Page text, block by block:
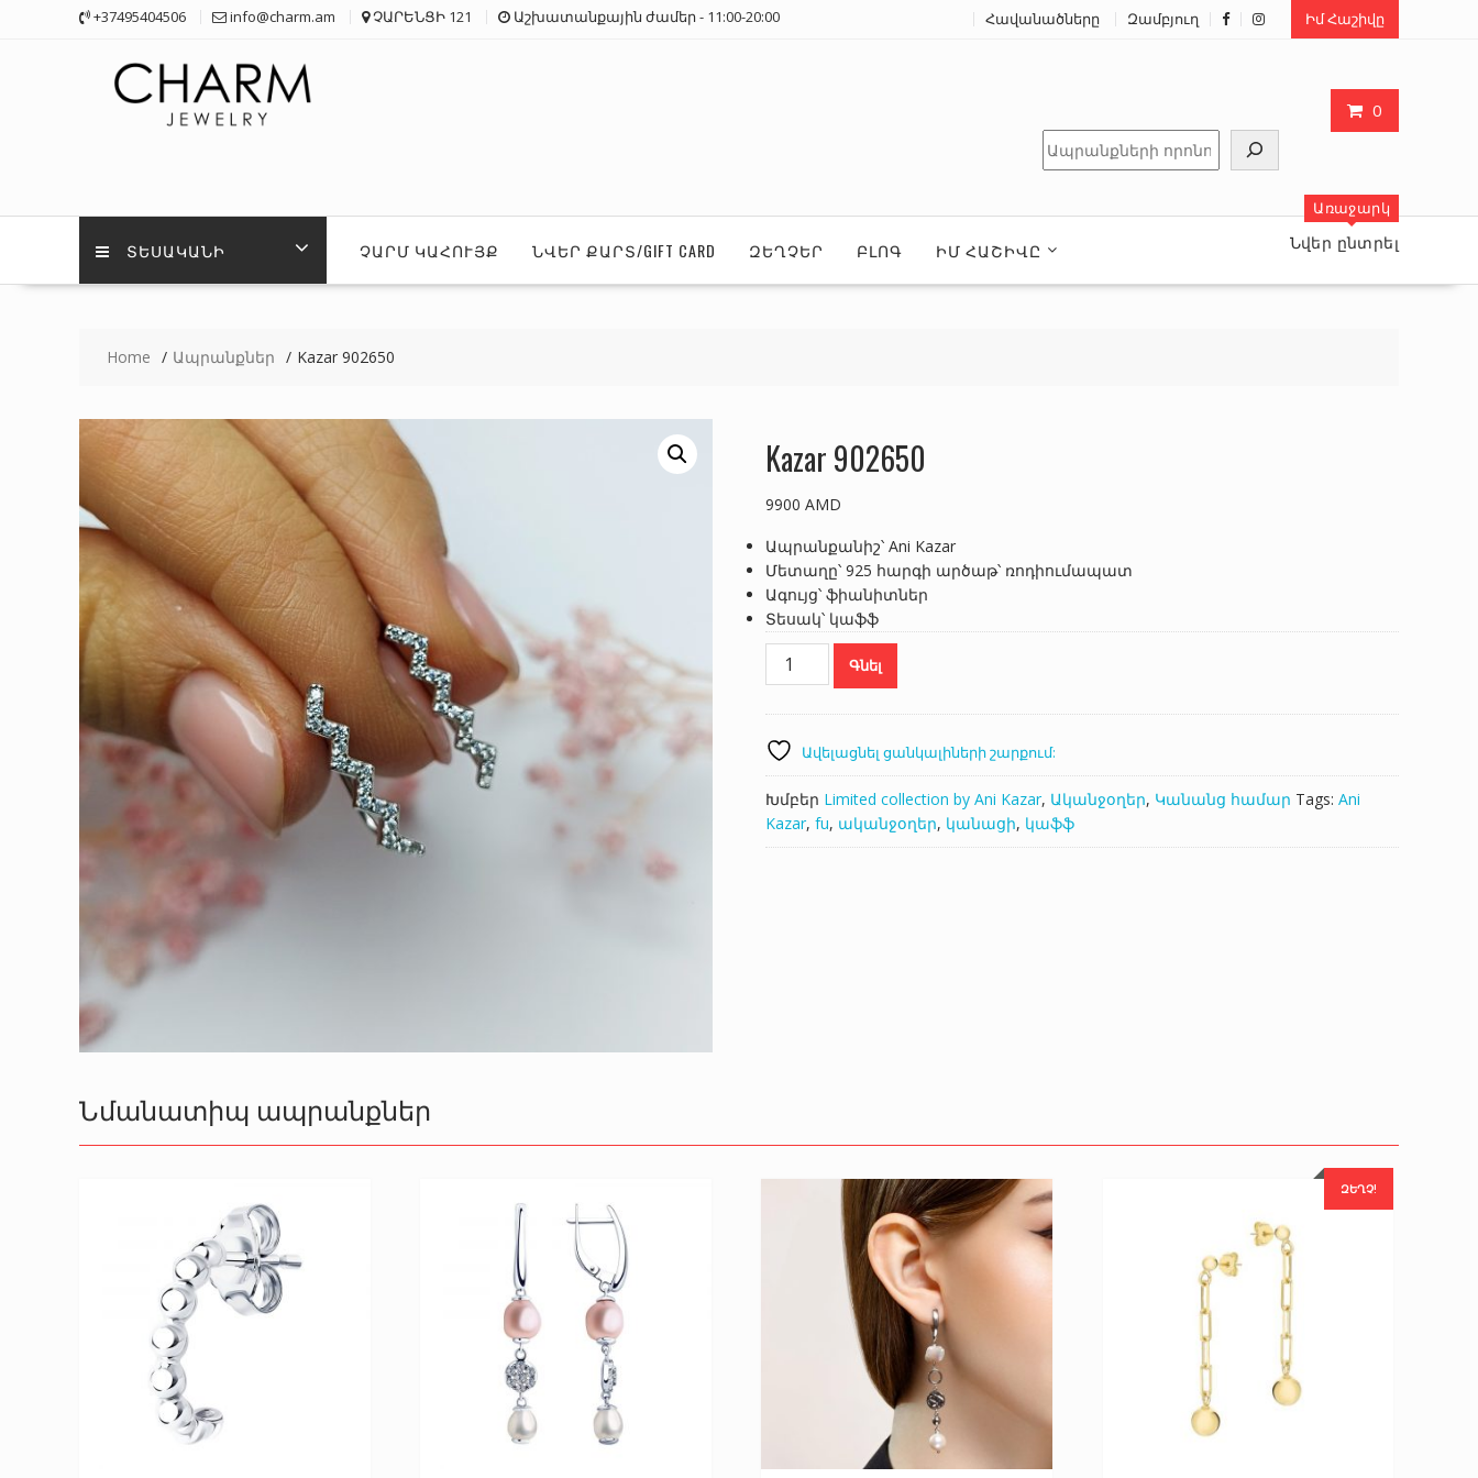
+37495404506 info@charm.am ՉԱՐԵՆՑԻ 121 Աշխատանքային ժամեր - 11:00-20:00 Հավանածները Զամբյուղ Իմ Հաշիվը
0
Որոնել
ՏԵՍԱԿԱՆԻ ՉԱՐՄ ԿԱՀՈՒՅՔ ՆՎԵՐ ՔԱՐՏ/GIFT CARD ԶԵՂՉԵՐ ԲԼՈԳ ԻՄ ՀԱՇԻՎԸ
Առաջարկ
Նվեր ընտրել
Home Ապրանքներ Kazar 902650
Kazar 902650
9900 AMD
Ապրանքանիշ՝ Ani Kazar
Մետաղը՝ 925 հարգի արծաթ՝ ռոդիումապատ
Ագույց՝ ֆիանիտներ
Տեսակ՝ կաֆֆ
Kazar
902650
Գնել
Ավելացնել ցանկալիների շարքում:
Խմբեր Limited collection by Ani Kazar, Ականջօղեր, Կանանց համար Tags: Ani
Kazar, fu, ականջօղեր, կանացի, կաֆֆ
Նմանատիպ ապրանքներ
ԶԵՂՉ!